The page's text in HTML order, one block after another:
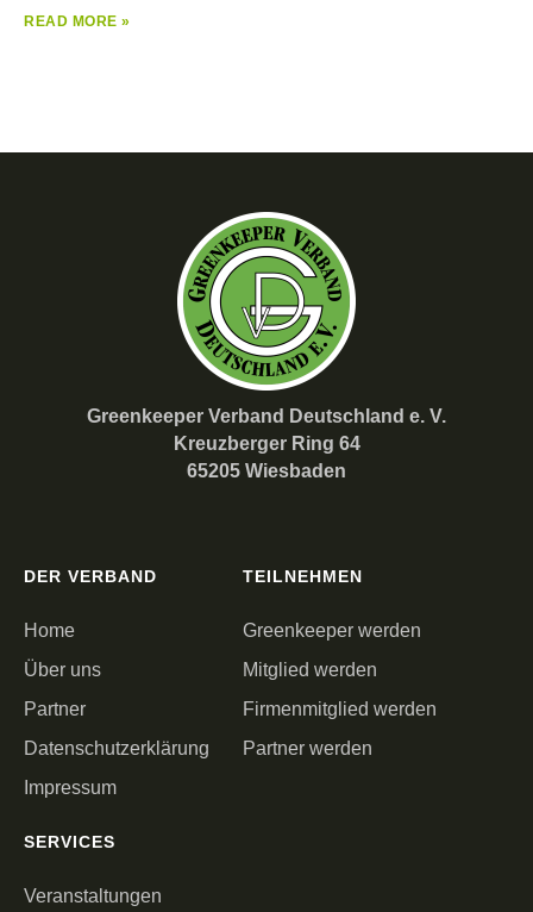
READ MORE »
Greenkeeper Verband Deutschland e. V.
Kreuzberger Ring 64
65205 Wiesbaden
DER VERBAND
Home
Über uns
Partner
Datenschutzerklärung
Impressum
TEILNEHMEN
Greenkeeper werden
Mitglied werden
Firmenmitglied werden
Partner werden
SERVICES
Veranstaltungen